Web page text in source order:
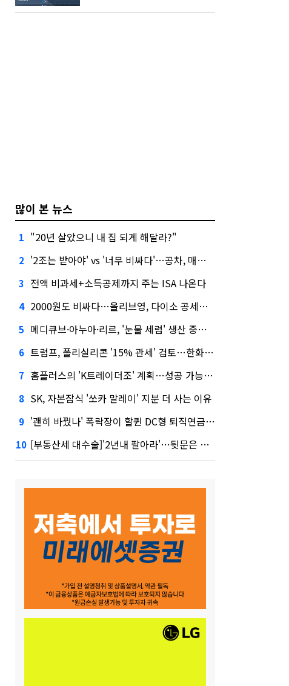
많이 본 뉴스
1 "20년 살았으니 내 집 되게 해달라?"
2 '2조는 받아야' vs '너무 비싸다'…공차, 매각 성공할까
3 전액 비과세+소득공제까지 주는 ISA 나온다
4 2000원도 비싸다…올리브영, 다이소 공세에 '가성비'로 맞불
5 메디큐브·아누아·리르, '눈물 세럼' 생산 중단한다
6 트럼프, 폴리실리콘 '15% 관세' 검토…한화큐셀·OCI 영향은?
7 홈플러스의 'K트레이더조' 계획…성공 가능성은 '글쎄'
8 SK, 자본잠식 '쏘카 말레이' 지분 더 사는 이유
9 '괜히 바꿨나' 폭락장이 할퀸 DC형 퇴직연금…전문가 조언은
10 [부동산세 대수술]'2년내 팔아라'…뒷문은 열었다